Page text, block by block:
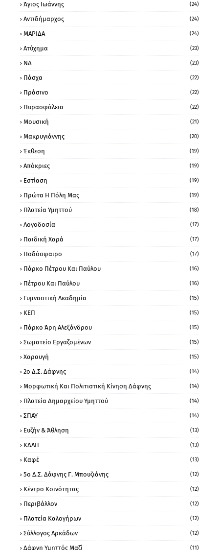
Άγιος Ιωάννης (24)
Αντιδήμαρχος (24)
ΜΑΡΙΔΑ (24)
Ατύχημα (23)
ΝΔ (23)
Πάσχα (22)
Πράσινο (22)
Πυρασφάλεια (22)
Μουσική (21)
Μακρυγιάννης (20)
Έκθεση (19)
Απόκριες (19)
Εστίαση (19)
Πρώτα Η Πόλη Μας (19)
Πλατεία Υμηττού (18)
Λογοδοσία (17)
Παιδική Χαρά (17)
Ποδόσφαιρο (17)
Πάρκο Πέτρου Και Παύλου (16)
Πέτρου Και Παύλου (16)
Γυμναστική Ακαδημία (15)
ΚΕΠ (15)
Πάρκο Άρη Αλεξάνδρου (15)
Σωματείο Εργαζομένων (15)
Χαραυγή (15)
2ο Δ.Σ. Δάφνης (14)
Μορφωτική Και Πολιτιστική Κίνηση Δάφνης (14)
Πλατεία Δημαρχείου Υμηττού (14)
ΣΠΑΥ (14)
Ευζήν & Άθληση (13)
ΚΔΑΠ (13)
Καφέ (13)
5ο Δ.Σ. Δάφνης Γ. Μπουζιάνης (12)
Κέντρο Κοινότητας (12)
Περιβάλλον (12)
Πλατεία Καλογήρων (12)
Σύλλογος Αρκάδων (12)
Δάφνη Υμηττός Μαζί (11)